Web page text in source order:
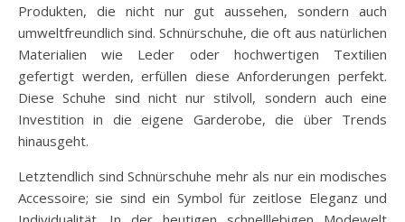
Produkten, die nicht nur gut aussehen, sondern auch
umweltfreundlich sind. Schnürschuhe, die oft aus natürlichen
Materialien wie Leder oder hochwertigen Textilien
gefertigt werden, erfüllen diese Anforderungen perfekt.
Diese Schuhe sind nicht nur stilvoll, sondern auch eine
Investition in die eigene Garderobe, die über Trends
hinausgeht.
Letztendlich sind Schnürschuhe mehr als nur ein modisches
Accessoire; sie sind ein Symbol für zeitlose Eleganz und